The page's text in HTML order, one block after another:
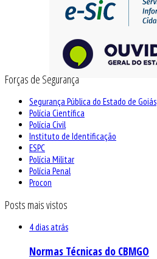
Forças de Segurança
Segurança Pública do Estado de Goiás
Polícia Científica
Polícia Civil
Instituto de Identificação
ESPC
Polícia Militar
Polícia Penal
Procon
Posts mais vistos
4 dias atrás
Normas Técnicas do CBMGO